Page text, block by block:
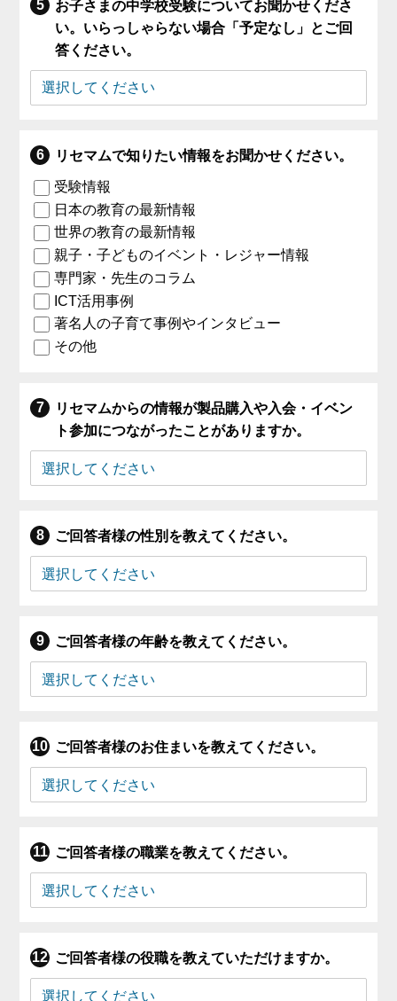
お子さまの中学校受験についてお聞かせくださ
い。いらっしゃらない場合「予定なし」とご回
答ください。
リセマムで知りたい情報をお聞かせください。
受験情報
日本の教育の最新情報
世界の教育の最新情報
親子・子どものイベント・レジャー情報
専門家・先生のコラム
ICT活用事例
著名人の子育て事例やインタビュー
その他
リセマムからの情報が製品購入や入会・イベン
ト参加につながったことがありますか。
ご回答者様の性別を教えてください。
ご回答者様の年齢を教えてください。
ご回答者様のお住まいを教えてください。
ご回答者様の職業を教えてください。
ご回答者様の役職を教えていただけますか。